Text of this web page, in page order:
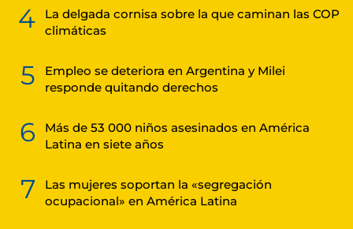
4
La delgada cornisa sobre la que caminan las COP
climáticas
5
Empleo se deteriora en Argentina y Milei
responde quitando derechos
6
Más de 53 000 niños asesinados en América
Latina en siete años
7
Las mujeres soportan la «segregación
ocupacional» en América Latina